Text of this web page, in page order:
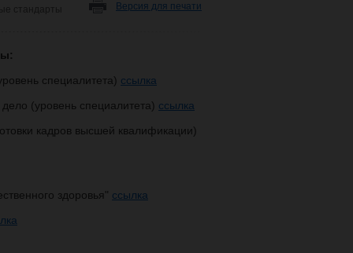
Версия для печати
специалитета) ссылка
(уровень специалитета) ссылка
кадров высшей квалификации)
здоровья" ссылка